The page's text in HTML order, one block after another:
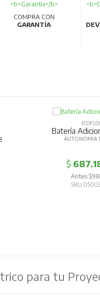
COMPRA CON
GARANTÍA
Batería
AUTONOMIA
$
Antes
SKU
para tu